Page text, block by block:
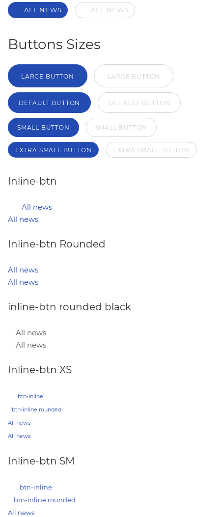
ALL NEWS ALL NEWS
Buttons Sizes
LARGE BUTTON LARGE BUTTON
DEFAULT BUTTON DEFAULT BUTTON
SMALL BUTTON SMALL BUTTON
EXTRA SMALL BUTTON EXTRA SMALL BUTTON
Inline-btn
All news
All news
Inline-btn Rounded
All news
All news
inline-btn rounded black
All news
All news
Inline-btn XS
btn-inline
btn-inline rounded
All news
All news
Inline-btn SM
btn-inline
btn-inline rounded
All news